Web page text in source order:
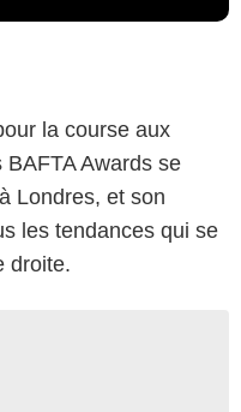
la course aux
Awards se
Londres, et son
les tendances qui se
droite.